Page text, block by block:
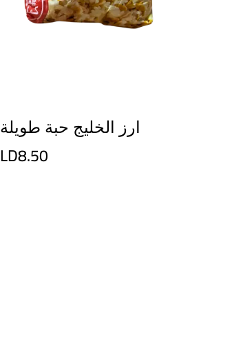
ارز الخليج حبة طويلة
LD8.50